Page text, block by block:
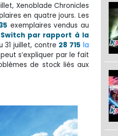
Xenoblade Chronicles
en quatre jours. Les
exemplaires vendus au
par rapport à la
31 juillet, contre 28 715 la
s’expliquer par le fait
de stock liés aux